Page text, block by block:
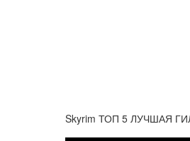
Skyrim ТОП 5 ЛУЧШАЯ